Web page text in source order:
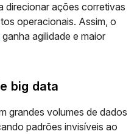
direcionar ações corretivas
operacionais. Assim, o
ganha agilidade e maior
big data
grandes volumes de dados
padrões invisíveis ao